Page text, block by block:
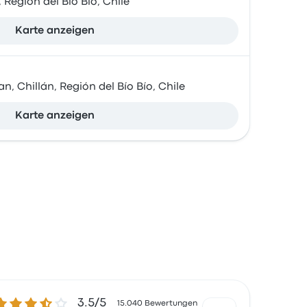
del Bío Bío, Chile
Karte anzeigen
Chillán, Región del Bío Bío, Chile
Karte anzeigen
von 5 Sternen3.5/5 15.040 Bewertungen